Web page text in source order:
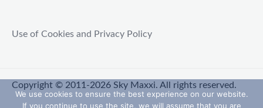
Use of Cookies and Privacy Policy
Copyright © 2011-2026 Sky Maxxi. All rights reserved.
We use cookies to ensure the best experience on our website.
If you continue to use the site, we will assume that you are